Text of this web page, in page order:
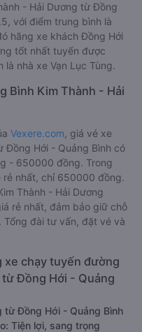
- Hải Dương từ Đồng
với điểm trung bình là
hãng xe khách Đồng Hới
tốt nhất tuyến được
nhà xe Vạn Lục Tùng.
Bình Kim Thành - Hải
Vexere.com , giá vé xe
Đồng Hới - Quảng Bình có
- 650000 đồng. Trong
rẻ nhất, chỉ 650000 đồng.
Thành - Hải Dương
rẻ nhất, đảm bảo giữ chỗ
Tổng đài tư vấn, đặt vé và
xe chạy tuyến đường
Đồng Hới - Quảng
từ Đồng Hới - Quảng Bình
Tiện lợi, sang trọng